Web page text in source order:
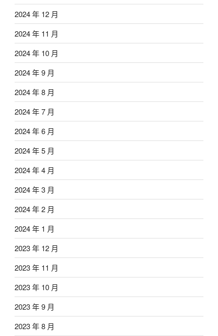
2024 年 12 月
2024 年 11 月
2024 年 10 月
2024 年 9 月
2024 年 8 月
2024 年 7 月
2024 年 6 月
2024 年 5 月
2024 年 4 月
2024 年 3 月
2024 年 2 月
2024 年 1 月
2023 年 12 月
2023 年 11 月
2023 年 10 月
2023 年 9 月
2023 年 8 月